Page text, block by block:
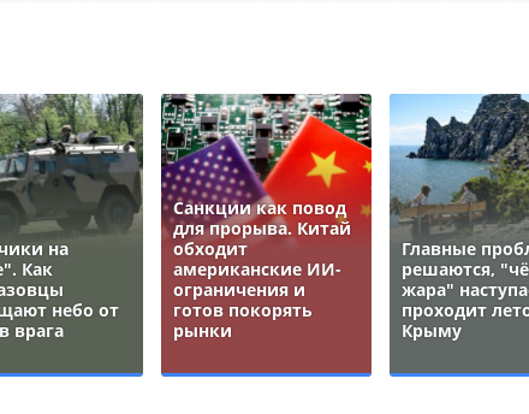
на
Как
небо от
врага
Санкции как повод
для прорыва. Китай
обходит
американские ИИ-
ограничения и
готов покорять
рынки
Главные
решаются,
жара"
проходит
Крыму